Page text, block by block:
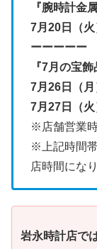
『腕時計金
7月20日（火
ーーーーー
『7月の宝飾
7月26日（
7月27日（
※店舗営業
※上記時間
店時間にな
岩永時計店で